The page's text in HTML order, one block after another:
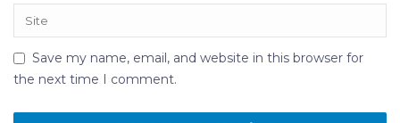
Save my name, email, and website in this browser for
the next time I comment.